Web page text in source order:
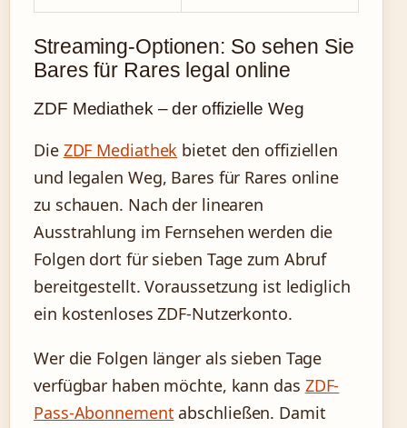
Streaming-Optionen: So sehen Sie
Bares für Rares legal online
ZDF Mediathek – der offizielle Weg
Die ZDF Mediathek bietet den offiziellen
und legalen Weg, Bares für Rares online
zu schauen. Nach der linearen
Ausstrahlung im Fernsehen werden die
Folgen dort für sieben Tage zum Abruf
bereitgestellt. Voraussetzung ist lediglich
ein kostenloses ZDF-Nutzerkonto.
Wer die Folgen länger als sieben Tage
verfügbar haben möchte, kann das ZDF-
Pass-Abonnement abschließen. Damit